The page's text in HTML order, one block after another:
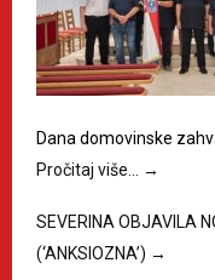
Dana domovinske
Pročitaj više… →
SEVERINA OBJAVILA
(‘ANKSIOZNA’) →